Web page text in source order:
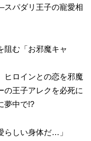
パダリ王子の寵愛相
む「お邪魔キャ
ヒロインとの恋を邪魔
の王子アレクを必死に
夢中で!?
らしい身体だ…」